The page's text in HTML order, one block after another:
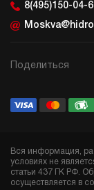
8(495)150-04-
Поделиться
Вся информация,
условиях не
статьи 437 ГК РФ.
осуществляется в